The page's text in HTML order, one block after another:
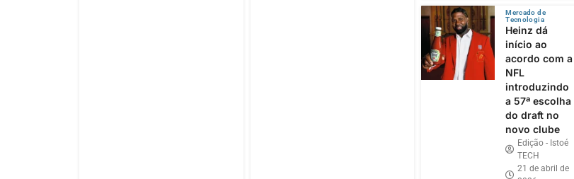
Mercado de
Tecnologia
Heinz dá
início ao
acordo com a
NFL
introduzindo
a 57ª escolha
do draft no
novo clube
Edição - Istoé
TECH
21 de abril de